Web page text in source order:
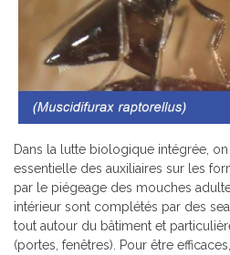
Dans la lutte biologique intégrée,
essentielle des auxiliaires sur les
par le piégeage des mouches
intérieur sont complétés par des
tout autour du bâtiment et
(portes, fenêtres). Pour être